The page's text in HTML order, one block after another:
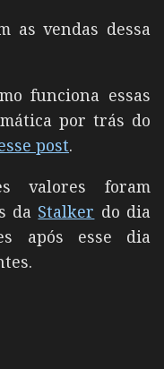
as vendas dessa
funciona essas
por trás do
post.
valores foram
da Stalker do dia
após esse dia